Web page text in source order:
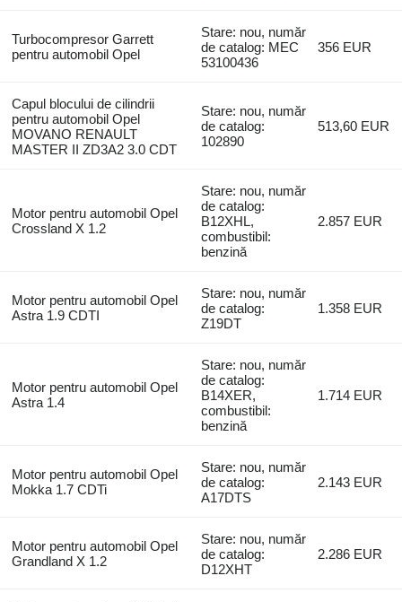
Turbocompresor Garrett
pentru automobil Opel
Stare: nou, număr
de catalog: MEC
53100436
356 EUR
Capul blocului de cilindrii
pentru automobil Opel
MOVANO RENAULT
MASTER II ZD3A2 3.0 CDT
Stare: nou, număr
de catalog:
102890
513,60 EUR
Motor pentru automobil Opel
Crossland X 1.2
Stare: nou, număr
de catalog:
B12XHL,
combustibil:
benzină
2.857 EUR
Motor pentru automobil Opel
Astra 1.9 CDTI
Stare: nou, număr
de catalog:
Z19DT
1.358 EUR
Motor pentru automobil Opel
Astra 1.4
Stare: nou, număr
de catalog:
B14XER,
combustibil:
benzină
1.714 EUR
Motor pentru automobil Opel
Mokka 1.7 CDTi
Stare: nou, număr
de catalog:
A17DTS
2.143 EUR
Motor pentru automobil Opel
Grandland X 1.2
Stare: nou, număr
de catalog:
D12XHT
2.286 EUR